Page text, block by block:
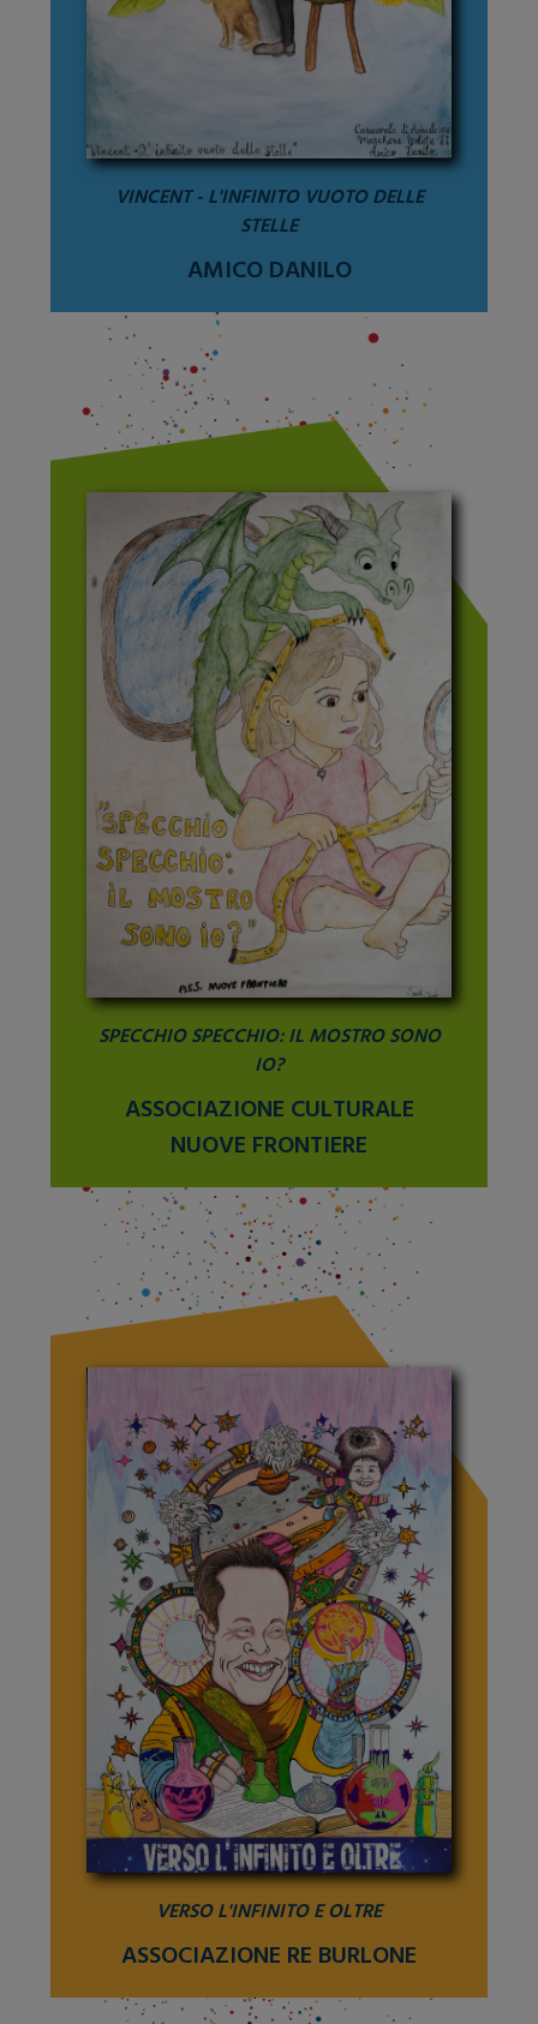
VINCENT - L'INFINITO VUOTO DELLE
STELLE
AMICO DANILO
SPECCHIO SPECCHIO: IL MOSTRO SONO
IO?
ASSOCIAZIONE CULTURALE
NUOVE FRONTIERE
VERSO L'INFINITO E OLTRE
ASSOCIAZIONE RE BURLONE